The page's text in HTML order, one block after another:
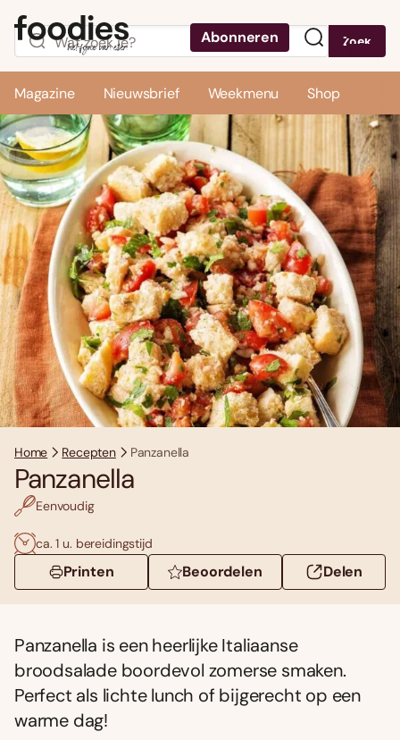
Abonneren Zoek
Magazine Nieuwsbrief Weekmenu Shop
Home Recepten Panzanella
Panzanella
Eenvoudig
ca. 1 u. bereidingstijd
Printen Beoordelen Delen
Panzanella is een heerlijke Italiaanse
broodsalade boordevol zomerse smaken.
Perfect als lichte lunch of bijgerecht op een
warme dag!